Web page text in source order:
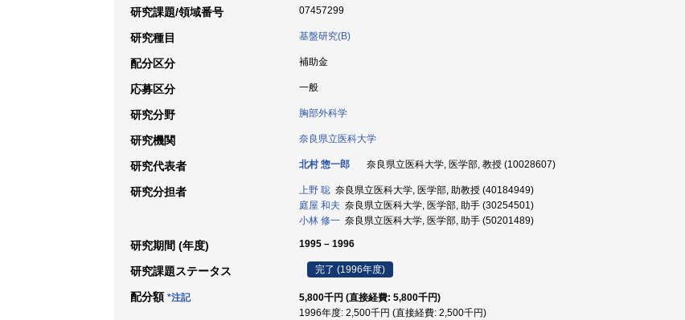
研究課題/領域番号 07457299
研究種目 基盤研究(B)
配分区分 補助金
応募区分 一般
研究分野 胸部外科学
研究機関 奈良県立医科大学
研究代表者 北村 惣一郎 奈良県立医科大学, 医学部, 教授 (10028607)
研究分担者 上野 聡 奈良県立医科大学, 医学部, 助教授 (40184949)
庭屋 和夫 奈良県立医科大学, 医学部, 助手 (30254501)
小林 修一 奈良県立医科大学, 医学部, 助手 (50201489)
研究期間 (年度) 1995 – 1996
研究課題ステータス 完了 (1996年度)
配分額 *注記
5,800千円 (直接経費: 5,800千円)
1996年度: 2,500千円 (直接経費: 2,500千円)